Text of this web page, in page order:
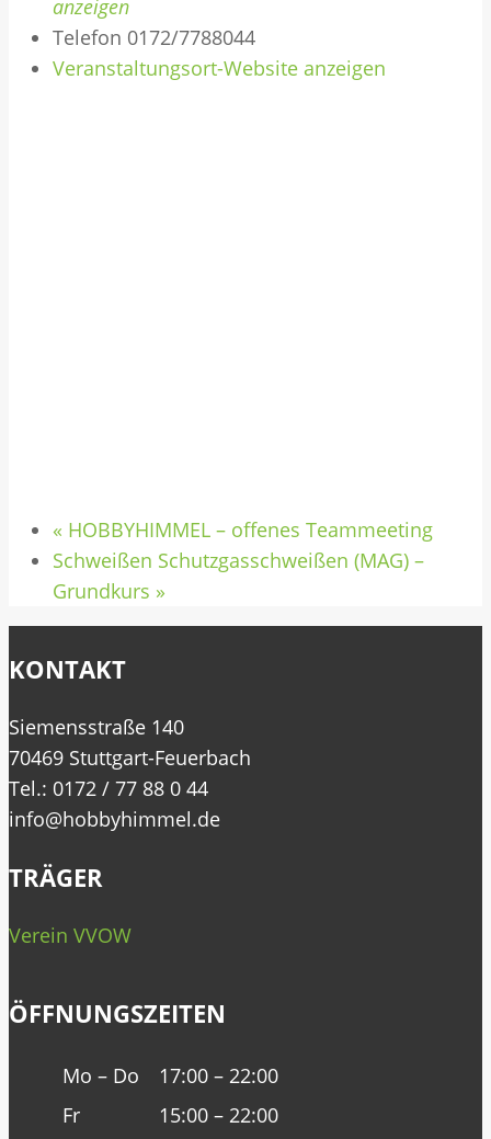
anzeigen
Telefon 0172/7788044
Veranstaltungsort-Website anzeigen
« HOBBYHIMMEL – offenes Teammeeting
Schweißen Schutzgasschweißen (MAG) –
Grundkurs »
KONTAKT
Siemensstraße 140
70469 Stuttgart-Feuerbach
Tel.: 0172 / 77 88 0 44
info@hobbyhimmel.de
TRÄGER
Verein VVOW
ÖFFNUNGSZEITEN
Mo – Do
17:00 – 22:00
Fr
15:00 – 22:00